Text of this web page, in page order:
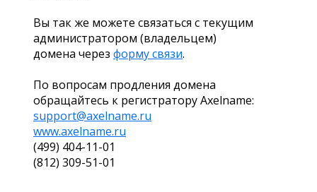
Вы так же можете связаться с текущим
администратором (владельцем)
домена через форму связи.
По вопросам продления домена
обращайтесь к регистратору Axelname:
support@axelname.ru
www.axelname.ru
(499) 404-11-01
(812) 309-51-01